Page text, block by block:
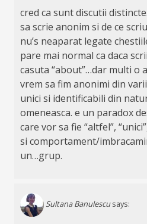
cred ca sunt discutii
sa scrie anonim si de ce
nu’s neaparat legate
pare mai normal ca daca
casuta “about”…dar multi o
vrem sa fim anonimi din
unici si identificabili din
omeneasca. e un paradox
care vor sa fie “altfel”,
si comportament/
un…grup.
Sultana Banulescu says: